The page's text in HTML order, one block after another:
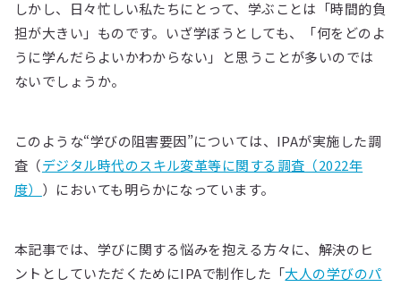
しかし、日々忙しい私たちにとって、学ぶことは「時間的負
担が大きい」ものです。いざ学ぼうとしても、「何をどのよ
うに学んだらよいかわからない」と思うことが多いのでは
ないでしょうか。
このような“学びの阻害要因”については、IPAが実施した調
査（デジタル時代のスキル変革等に関する調査（2022年
度） ）においても明らかになっています。
本記事では、学びに関する悩みを抱える方々に、解決のヒ
ントとしていただくためにIPAで制作した「大人の学びのパ